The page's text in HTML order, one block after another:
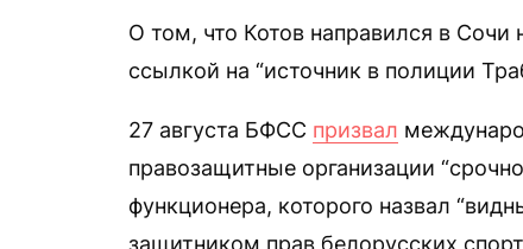
О том, что Котов направился в Сочи
ссылкой на “источник в полиции
27 августа БФСС призвал
правозащитные организации
функционера, которого назвал
защитником прав белорусских